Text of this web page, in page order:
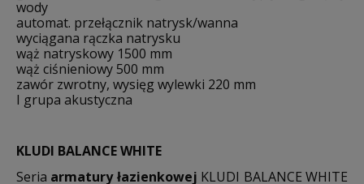
wody
automat. przełącznik natrysk/wanna
wyciągana rączka natrysku
wąż natryskowy 1500 mm
wąż ciśnieniowy 500 mm
zawór zwrotny, wysięg wylewki 220 mm
I grupa akustyczna
KLUDI BALANCE WHITE
Seria armatury łazienkowej KLUDI BALANCE WHITE